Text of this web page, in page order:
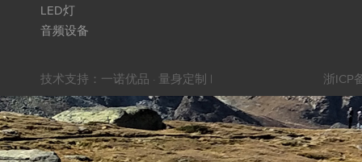
LED灯
音频设备
技术支持： 一诺优品 · 量身定制 | 浙ICP